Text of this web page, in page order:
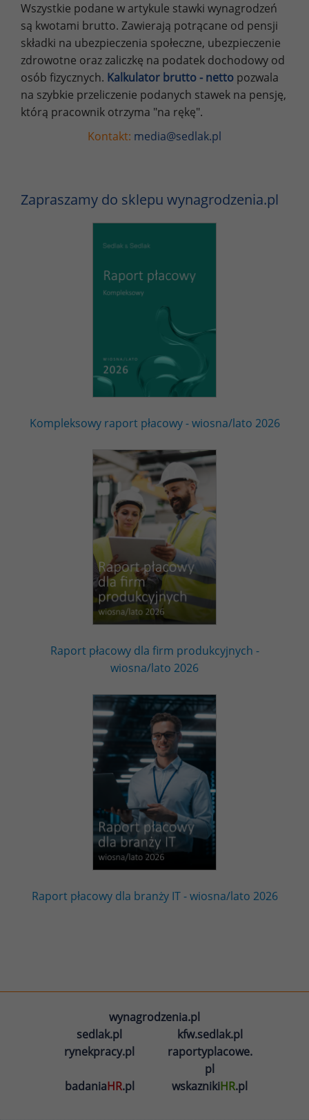
Wszystkie podane w artykule stawki wynagrodzeń
są kwotami brutto. Zawierają potrącane od pensji
składki na ubezpieczenia społeczne, ubezpieczenie
zdrowotne oraz zaliczkę na podatek dochodowy od
osób fizycznych. Kalkulator brutto - netto pozwala
na szybkie przeliczenie podanych stawek na pensję,
którą pracownik otrzyma "na rękę".
Kontakt: media@sedlak.pl
Zapraszamy do sklepu wynagrodzenia.pl
Kompleksowy raport płacowy - wiosna/lato 2026
Raport płacowy dla firm produkcyjnych -
wiosna/lato 2026
Raport płacowy dla branży IT - wiosna/lato 2026
wynagrodzenia.pl
sedlak.pl
kfw.sedlak.pl
rynekpracy.pl
raportyplacowe.
pl
badaniaHR.pl wskaznikiHR.pl